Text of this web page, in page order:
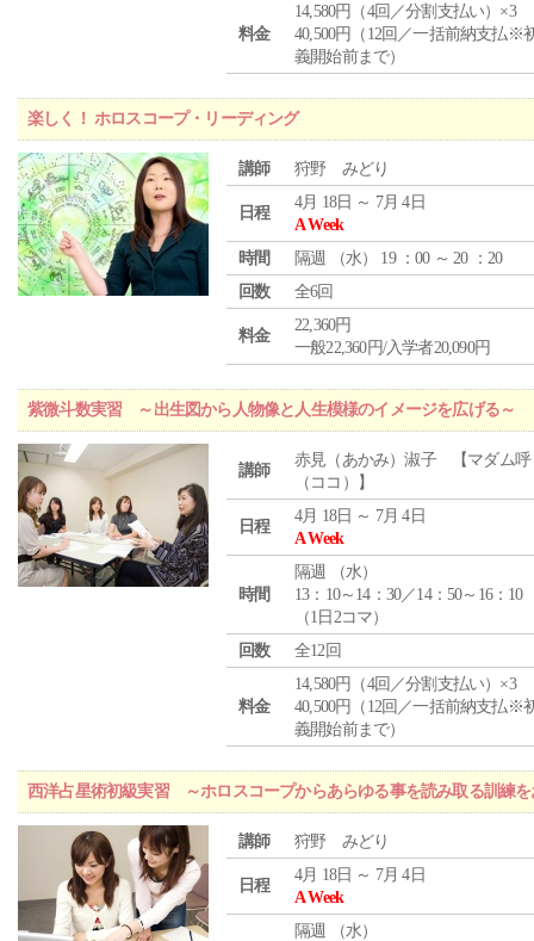
料金
14,580円（4回／分割支払い）×3
40,500円（12回／一括前納支払※
義開始前まで）
楽しく！ ホロスコープ・リーディング
講師 狩野 みどり
日程
4月 18日 ～ 7月 4日
A Week
時間
隔週 （水） 19 ：00 ～ 20 ：20
回数
全6回
料金
22,360円
一般22,360円/入学者20,090円
紫微斗数実習 ～出生図から人物像と人生模様のイメージを広げる～
講師
赤見（あかみ）淑子 【マダム呼
（ココ）】
日程
4月 18日 ～ 7月 4日
A Week
時間
隔週 （水）
13：10～14：30／14：50～16：10
（1日2コマ）
回数
全12回
料金
14,580円（4回／分割支払い）×3
40,500円（12回／一括前納支払※
義開始前まで）
西洋占星術初級実習 ～ホロスコープからあらゆる事を読み取る訓練を
講師 狩野 みどり
日程
4月 18日 ～ 7月 4日
A Week
隔週 （水）